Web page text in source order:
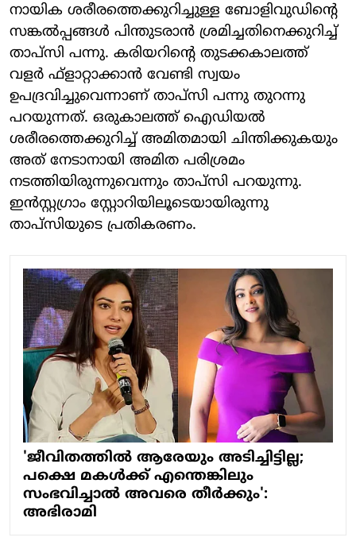
നായിക ശരീരത്തെക്കുറിച്ചുള്ള ബോളിവുഡിന്റെ
സങ്കല്‍പ്പങ്ങള്‍ പിന്തുടരാന്‍ ശ്രമിച്ചതിനെക്കുറിച്ച്
താപ്‌സി പന്നു. കരിയറിന്റെ തുടക്കകാലത്ത്
വളര്‍ ഫ്‌ളാറ്റാക്കാന്‍ വേണ്ടി സ്വയം
ഉപദ്രവിച്ചുവെന്നാണ് താപ്‌സി പന്നു തുറന്നു
പറയുന്നത്. ഒരുകാലത്ത് ഐഡിയല്‍
ശരീരത്തെക്കുറിച്ച് അമിതമായി ചിന്തിക്കുകയും
അത് നേടാനായി അമിത പരിശ്രമം
നടത്തിയിരുന്നുവെന്നും താപ്‌സി പറയുന്നു.
ഇന്‍സ്റ്റഗ്രാം സ്റ്റോറിയിലൂടെയായിരുന്നു
താപ്‌സിയുടെ പ്രതികരണം.
'ജീവിതത്തില്‍ ആരേയും അടിച്ചിട്ടില്ല;
പക്ഷെ മകള്‍ക്ക് എന്തെങ്കിലും
സംഭവിച്ചാല്‍ അവരെ തീര്‍ക്കും':
അഭിരാമി